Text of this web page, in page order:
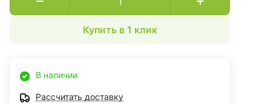
Купить в 1 клик
В наличии
Рассчитать доставку